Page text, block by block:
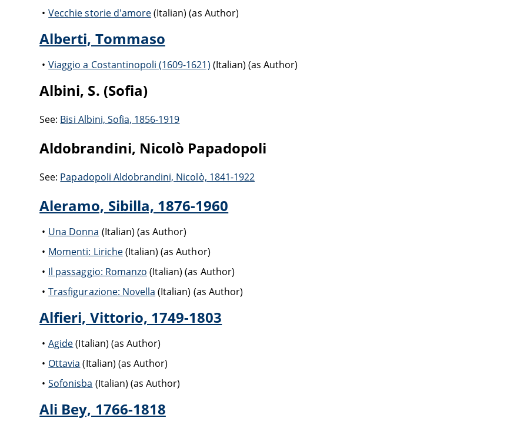
Vecchie storie d'amore(Italian) (as Author)
Alberti, Tommaso
Viaggio a Costantinopoli (1609-1621) (Italian) (as Author)
Albini, S. (Sofia)
See: Bisi Albini, Sofia, 1856-1919
Aldobrandini, Nicolò Papadopoli
See: Papadopoli Aldobrandini, Nicolò, 1841-1922
Aleramo, Sibilla, 1876-1960
Una Donna (Italian) (as Author)
Momenti: Liriche(Italian) (as Author)
Il passaggio: Romanzo (Italian) (as Author)
Trasfigurazione: Novella (Italian) (as Author)
Alfieri, Vittorio, 1749-1803
Agide(Italian) (as Author)
Ottavia (Italian) (as Author)
Sofonisba (Italian) (as Author)
Ali Bey, 1766-1818